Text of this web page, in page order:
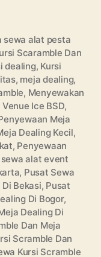
sewa alat pesta
Scaramble Dan
dealing, Kursi
, meja dealing,
, Menyewakan
Ice BSD,
Meja
Dealing Kecil,
, Penyewaan
alat event
, Pusat Sewa
Bekasi, Pusat
Di Bogor,
Dealing Di
Dan Meja
Scramble Dan
Kursi Scramble